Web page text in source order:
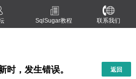
SqlSugar教程 联系我们
，发生错误。 返回